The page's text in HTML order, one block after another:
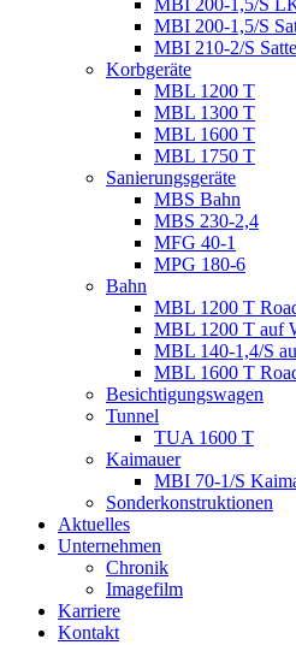
MBI 200-1,5/S
MBI 200-1,5/S
MBI 210-2/S
Korbgeräte
MBL 1200 T
MBL 1300 T
MBL 1600 T
MBL 1750 T
Sanierungsgeräte
MBS Bahn
MBS 230-2,4
MFG 40-1
MPG 180-6
Bahn
MBL 1200 T
MBL 1200 T auf
MBL 140-1,4/S
MBL 1600 T
Besichtigungswagen
Tunnel
TUA 1600 T
Kaimauer
MBI 70-1/S
Sonderkonstruktionen
Aktuelles
Unternehmen
Chronik
Imagefilm
Karriere
Kontakt